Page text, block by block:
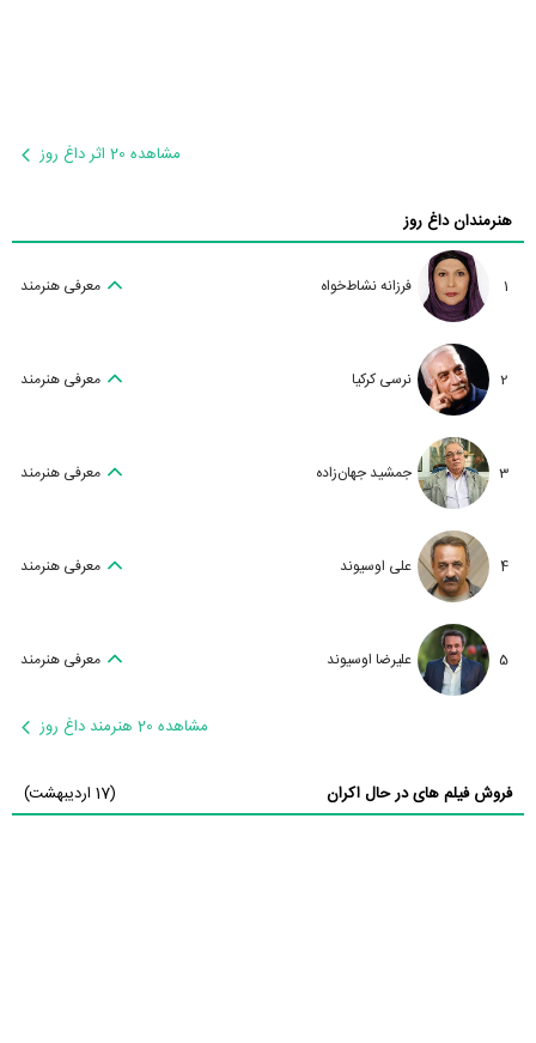
مشاهده 20 اثر داغ روز
هنرمندان داغ روز
1 فرزانه نشاط‌خواه معرفی هنرمند
2 نرسی کرکیا معرفی هنرمند
3 جمشید جهان‌زاده معرفی هنرمند
4 علی اوسیوند معرفی هنرمند
5 علیرضا اوسیوند معرفی هنرمند
مشاهده 20 هنرمند داغ روز
فروش فیلم های در حال اکران (17 اردیبهشت)